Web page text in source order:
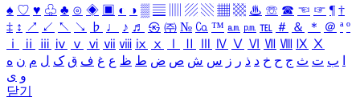
♠ ♡ ♥ ♧ ♣ ⊙ ◈ ▣ ◐ ◑ ▒ ▤ ▨ ▧ ▦ ▩ ♨ ☏ ☎ ☜ ☞ ¶ †
‡ ↕ ↗ ↙ ↖ ↘ ♭ ♩ ♪ ♬ ㉿ ㈜ № ㏇ ™ ㏂ ㏘ ℡ ＃ ＆ ＊ ＠ ª º
ⅰ
ⅱ ⅲ ⅳ ⅴ ⅵ ⅶ ⅷ ⅸ ⅹ Ⅳ Ⅴ Ⅵ Ⅶ Ⅷ Ⅸ Ⅹ
ب ت ث ج ح خ د ذ ر ز س ش ص ض ط ظ ع غ ف ق ک ل م ن ه
و ی
닫기